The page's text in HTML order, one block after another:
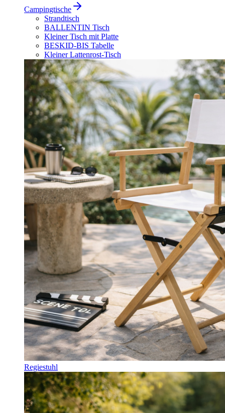
Campingtische
Strandtisch
BALLENTIN Tisch
Kleiner Tisch mit Platte
BESKID-BIS Tabelle
Kleiner Lattenrost-Tisch
Regiestuhl